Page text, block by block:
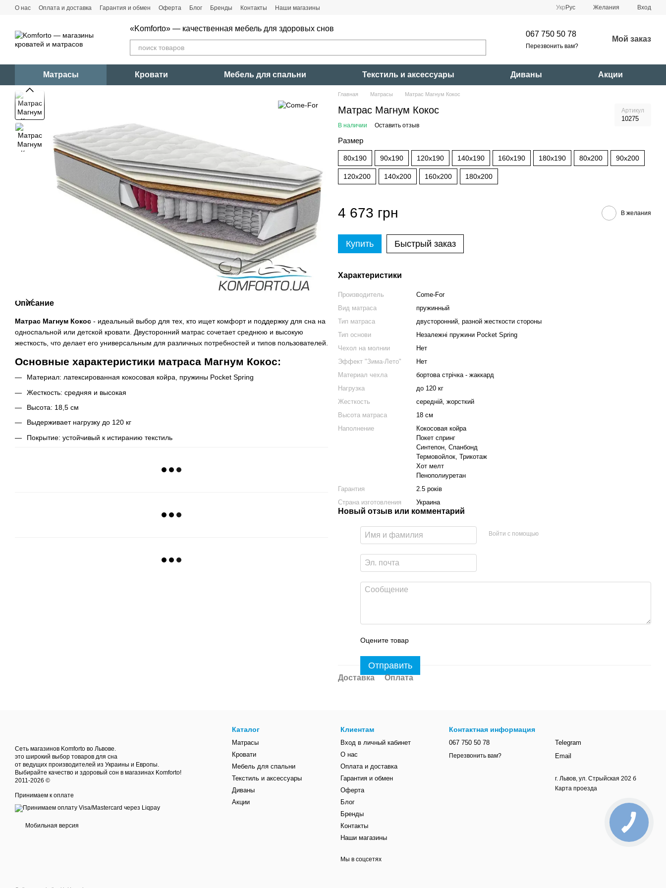
Перейти к основному контенту
О нас Оплата и доставка Гарантия и обмен Оферта Блог Бренды Контакты Наши магазины Укр Рус Желания Вход
«Komforto» — качественная мебель для здоровых снов
067 750 50 78
Перезвонить вам?
Мой заказ
Матрасы Кровати Мебель для спальни Текстиль и аксессуары Диваны Акции
Описание
Матрас Магнум Кокос - идеальный выбор для тех, кто ищет комфорт и поддержку для сна на
односпальной или детской кровати. Двусторонний матрас сочетает среднюю и высокую
жесткость, что делает его универсальным для различных потребностей и типов пользователей.
Основные характеристики матраса Магнум Кокос:
Материал: латексированная кокосовая койра, пружины Pocket Spring
Жесткость: средняя и высокая
Высота: 18,5 см
Выдерживает нагрузку до 120 кг
Покрытие: устойчивый к истиранию текстиль
Главная Матрасы Матрас Магнум Кокос
Матрас Магнум Кокос Артикул
10275
В наличии Оставить отзыв
Размер
80x190 90x190 120x190 140x190 160x190 180x190 80x200 90x200
120x200 140x200 160x200 180x200
4 673 грн В желания
Купить Быстрый заказ
Характеристики
Производитель
Come-For
Вид матраса
пружинный
Тип матраса
двусторонний, разной жесткости стороны
Тип основи
Незалежні пружини Pocket Spring
Чехол на молнии
Нет
Эффект "Зима-Лето"
Нет
Материал чехла
бортова стрічка - жаккард
Нагрузка
до 120 кг
Жесткость
середній, жорсткий
Высота матраса
18 см
Наполнение
Кокосовая койра
Покет спринг
Синтепон, Спанбонд
Термовойлок, Трикотаж
Хот мелт
Пенополиуретан
Гарантия
2.5 років
Страна изготовления
Украина
Новый отзыв или комментарий
Войти с помощью
Оцените товар
Отправить
Доставка Оплата
Сеть магазинов Komforto во Львове.
это широкий выбор товаров для сна
от ведущих производителей из Украины и Европы.
Выбирайте качество и здоровый сон в магазинах Komforto!
2011-2026 ©
Принимаем к оплате
Мобильная версия
Каталог
Матрасы
Кровати
Мебель для спальни
Текстиль и аксессуары
Диваны
Акции
Клиентам
Вход в личный кабинет
О нас
Оплата и доставка
Гарантия и обмен
Оферта
Блог
Бренды
Контакты
Наши магазины
Мы в соцсетях
Контактная информация
067 750 50 78
Перезвонить вам?
Telegram
Email
г. Львов, ул. Стрыйская 202 б
Карта проезда